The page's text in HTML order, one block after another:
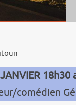
18h30
comédien